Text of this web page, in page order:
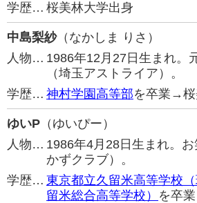
学歴… 桜美林大学出身
中島梨紗（なかしま りさ）
人物… 1986年12月27日生まれ。
（埼玉アストライア）。
学歴… 神村学園高等部を卒業→桜
ゆいP （ゆいぴー）
人物… 1986年4月28日生まれ。
かずクラブ）。
学歴… 東京都立久留米高等学校
留米総合高等学校） を卒